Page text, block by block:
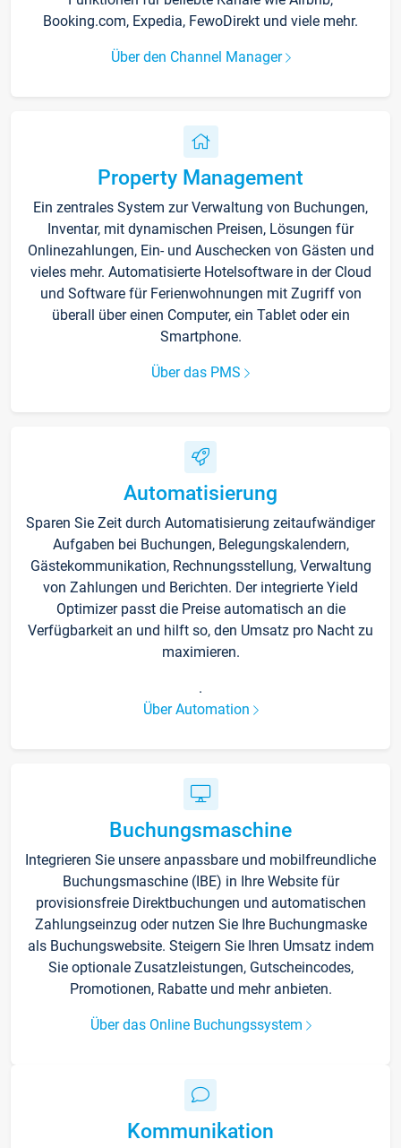
Booking.com, Expedia, FewoDirekt und viele mehr.
Über den Channel Manager
Property Management
Ein zentrales System zur Verwaltung von Buchungen,
Inventar, mit dynamischen Preisen, Lösungen für
Onlinezahlungen, Ein- und Auschecken von Gästen und
vieles mehr. Automatisierte Hotelsoftware in der Cloud
und Software für Ferienwohnungen mit Zugriff von
überall über einen Computer, ein Tablet oder ein
Smartphone.
Über das PMS
Automatisierung
Sparen Sie Zeit durch Automatisierung zeitaufwändiger
Aufgaben bei Buchungen, Belegungskalendern,
Gästekommunikation, Rechnungsstellung, Verwaltung
von Zahlungen und Berichten. Der integrierte Yield
Optimizer passt die Preise automatisch an die
Verfügbarkeit an und hilft so, den Umsatz pro Nacht zu
maximieren.
.
Über Automation
Buchungsmaschine
Integrieren Sie unsere anpassbare und mobilfreundliche
Buchungsmaschine (IBE) in Ihre Website für
provisionsfreie Direktbuchungen und automatischen
Zahlungseinzug oder nutzen Sie Ihre Buchungmaske
als Buchungswebsite. Steigern Sie Ihren Umsatz indem
Sie optionale Zusatzleistungen, Gutscheincodes,
Promotionen, Rabatte und mehr anbieten.
Über das Online Buchungssystem
Kommunikation